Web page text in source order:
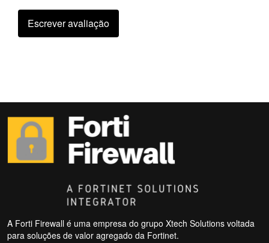
Escrever avaliação
A Forti Firewall é uma empresa do grupo Xtech Solutions voltada
para soluções de valor agregado da Fortinet.